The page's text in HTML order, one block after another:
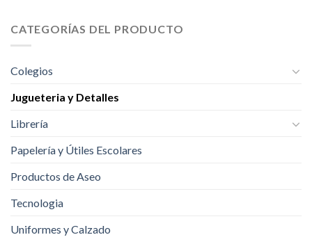
CATEGORÍAS DEL PRODUCTO
Colegios
Jugueteria y Detalles
Librería
Papelería y Útiles Escolares
Productos de Aseo
Tecnologia
Uniformes y Calzado